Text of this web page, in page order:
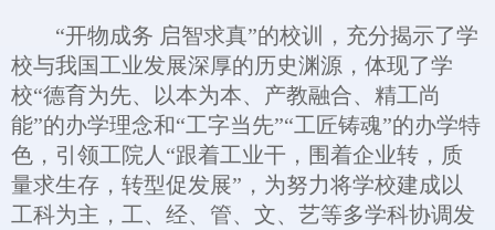
“开物成务 启智求真”的校训，充分揭示了学
校与我国工业发展深厚的历史渊源，体现了学
校“德育为先、以本为本、产教融合、精工尚
能”的办学理念和“工字当先”“工匠铸魂”的办学特
色，引领工院人“跟着工业干，围着企业转，质
量求生存，转型促发展”，为努力将学校建成以
工科为主，工、经、管、文、艺等多学科协调发